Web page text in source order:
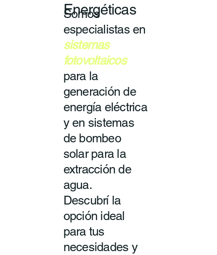
Energéticas
Somos
especialistas en
sistemas
fotovoltaicos
para la
generación de
energía eléctrica
y en sistemas
de bombeo
solar para la
extracción de
agua.
Descubrí la
opción ideal
para tus
necesidades y